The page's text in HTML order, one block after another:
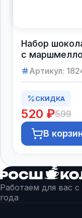
Набор
с
Артикул:
СКИДКА
520 ₽599
В
Работаем для вас с
года